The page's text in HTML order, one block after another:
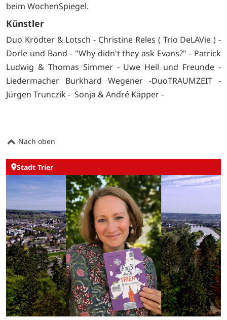
beim WochenSpiegel.
Künstler
Duo Krödter & Lotsch - Christine Reles ( Trio DeLAVie ) -
Dorle und Band - "Why didn't they ask Evans?" - Patrick
Ludwig & Thomas Simmer - Uwe Heil und Freunde -
Liedermacher Burkhard Wegener -DuoTRAUMZEIT -
Jürgen Trunczik - Sonja & André Käpper -
Nach oben
Stadt Trier